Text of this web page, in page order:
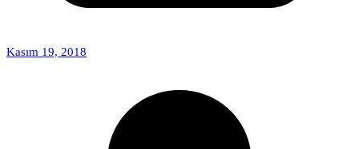
Kasım 19, 2018